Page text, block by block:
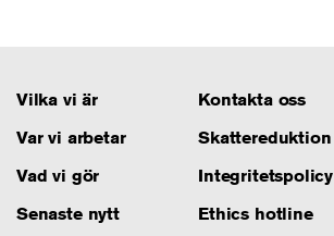
Footer
Vilka vi är
Kontakta oss
Var vi arbetar
Skattereduktion
Vad vi gör
Integritetspolicy
Senaste nytt
Ethics hotline